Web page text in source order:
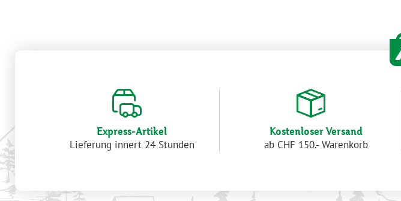
Express-Artikel
Lieferung innert 24 Stunden
Kostenloser Versand
ab CHF 150.- Warenkorb